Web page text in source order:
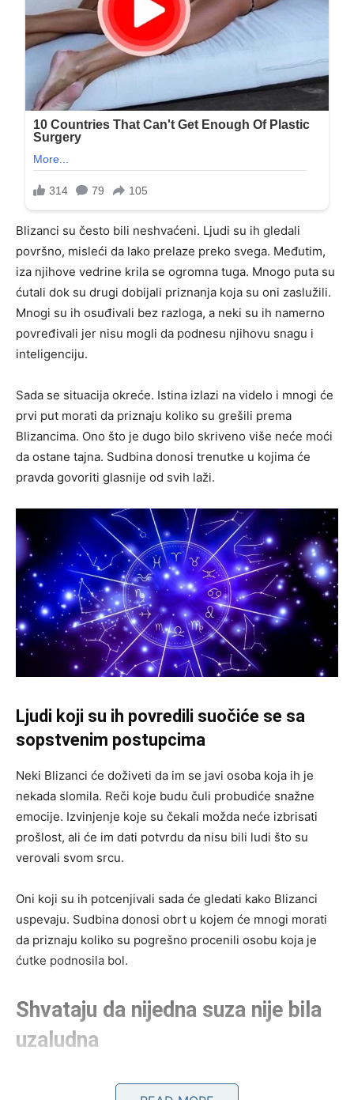
Blizanci su često bili neshvaćeni. Ljudi su ih gledali
površno, misleći da lako prelaze preko svega. Međutim,
iza njihove vedrine krila se ogromna tuga. Mnogo puta su
ćutali dok su drugi dobijali priznanja koja su oni zaslužili.
Mnogi su ih osuđivali bez razloga, a neki su ih namerno
povređivali jer nisu mogli da podnesu njihovu snagu i
inteligenciju.
Sada se situacija okreće. Istina izlazi na videlo i mnogi će
prvi put morati da priznaju koliko su grešili prema
Blizancima. Ono što je dugo bilo skriveno više neće moći
da ostane tajna. Sudbina donosi trenutke u kojima će
pravda govoriti glasnije od svih laži.
Ljudi koji su ih povredili suočiće se sa
sopstvenim postupcima
Neki Blizanci će doživeti da im se javi osoba koja ih je
nekada slomila. Reči koje budu čuli probudiće snažne
emocije. Izvinjenje koje su čekali možda neće izbrisati
prošlost, ali će im dati potvrdu da nisu bili ludi što su
verovali svom srcu.
Oni koji su ih potcenjivali sada će gledati kako Blizanci
uspevaju. Sudbina donosi obrt u kojem će mnogi morati
da priznaju koliko su pogrešno procenili osobu koja je
ćutke podnosila bol.
Shvataju da nijedna suza nije bila
uzaludna
Najveća promena neće biti spoljašnja, već unutrašnja.